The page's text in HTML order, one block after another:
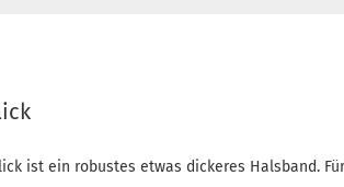
ist ein robustes etwas dickeres Halsband.